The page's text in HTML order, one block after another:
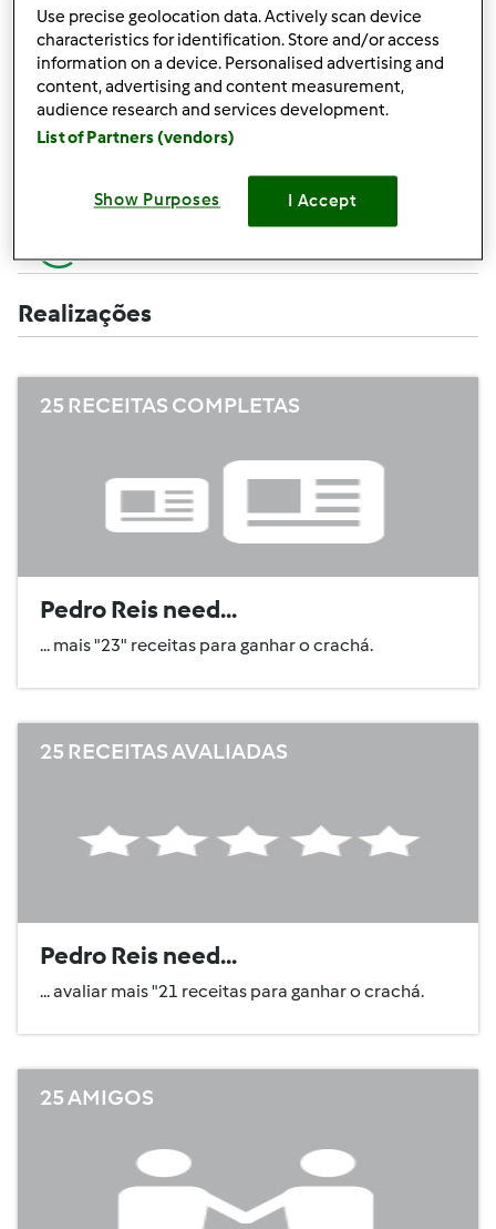
pontos
Vencedor do passatempo
+10
pontos
Criar uma receita (completa=10 pontos,
apenas campos obrigatórios =5 pontos)
+1
ponto
Avaliar uma receita
Adicionar um amigo
ponto
Realizações
25 RECEITAS COMPLETAS
Pedro Reis need...
... mais "23" receitas para ganhar o crachá.
25 RECEITAS AVALIADAS
Pedro Reis need...
... avaliar mais "21 receitas para ganhar o crachá.
25 AMIGOS
Use precise geolocation data. Actively scan device
characteristics for identification. Store and/or access
information on a device. Personalised advertising and
content, advertising and content measurement,
audience research and services development.
List of Partners (vendors)
Show Purposes I Accept